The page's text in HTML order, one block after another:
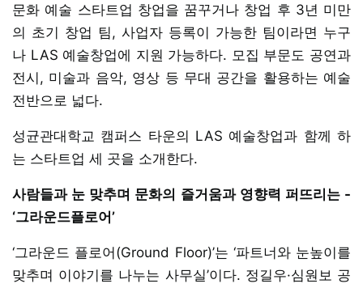
문화 예술 스타트업 창업을 꿈꾸거나 창업 후 3년 미만
의 초기 창업 팀, 사업자 등록이 가능한 팀이라면 누구
나 LAS 예술창업에 지원 가능하다. 모집 부문도 공연과
전시, 미술과 음악, 영상 등 무대 공간을 활용하는 예술
전반으로 넓다.
성균관대학교 캠퍼스 타운의 LAS 예술창업과 함께 하
는 스타트업 세 곳을 소개한다.
사람들과 눈 맞추며 문화의 즐거움과 영향력 퍼뜨리는 -
‘그라운드플로어’
‘그라운드 플로어(Ground Floor)’는 ‘파트너와 눈높이를
맞추며 이야기를 나누는 사무실’이다. 정길우·심원보 공